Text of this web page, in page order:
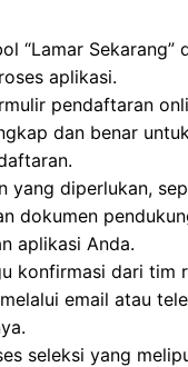
“Lamar Sekarang”
aplikasi.
pendaftaran
dan benar
yang diperlukan,
dokumen
aplikasi Anda.
konfirmasi dari tim
email atau
seleksi yang